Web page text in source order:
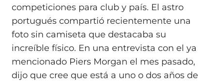
competiciones para club y país. El astro
portugués compartió recientemente una
foto sin camiseta que destacaba su
increíble físico. En una entrevista con el ya
mencionado Piers Morgan el mes pasado,
dijo que cree que está a uno o dos años de